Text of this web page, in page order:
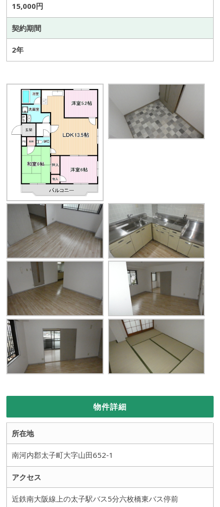
15,000円
契約期間
2年
物件詳細
所在地
南河内郡太子町大字山田652-1
アクセス
近鉄南大阪線上の太子駅バス5分六枚橋東バス停前